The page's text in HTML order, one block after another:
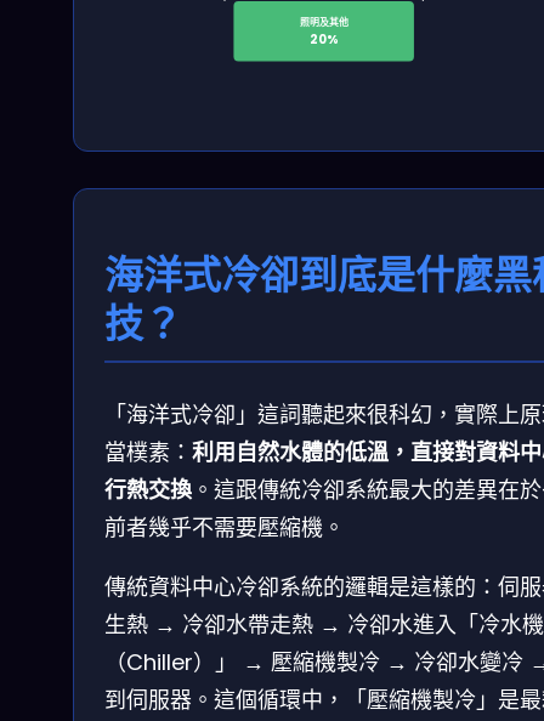
照明及其他
20%
海洋式冷卻到底是什麼黑
技？
「海洋式冷卻」這詞聽起來很科幻，實際上
當樸素： 利用自然水體的低溫，直接對資料
行熱交換 。這跟傳統冷卻系統最大的差異在
前者幾乎不需要壓縮機。
傳統資料中心冷卻系統的邏輯是這樣的：伺
生熱 → 冷卻水帶走熱 → 冷卻水進入「冷水
（Chiller）」 → 壓縮機製冷 → 冷卻水變冷
到伺服器。這個循環中，「壓縮機製冷」是